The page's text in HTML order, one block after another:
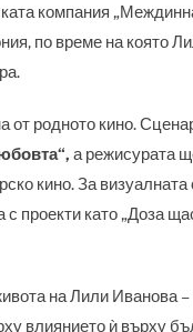
компания
по време на която
от родното кино.
а режисурата
кино. За
проекти като „Доза
на Лили Иванова –
влиянието ѝ върху